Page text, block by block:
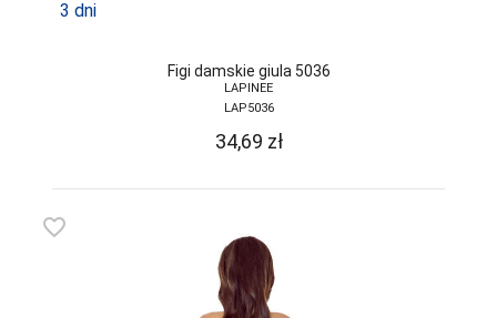
3 dni
Figi damskie giula 5036
LAPINEE
LAP5036
34,69 zł
favorite_border